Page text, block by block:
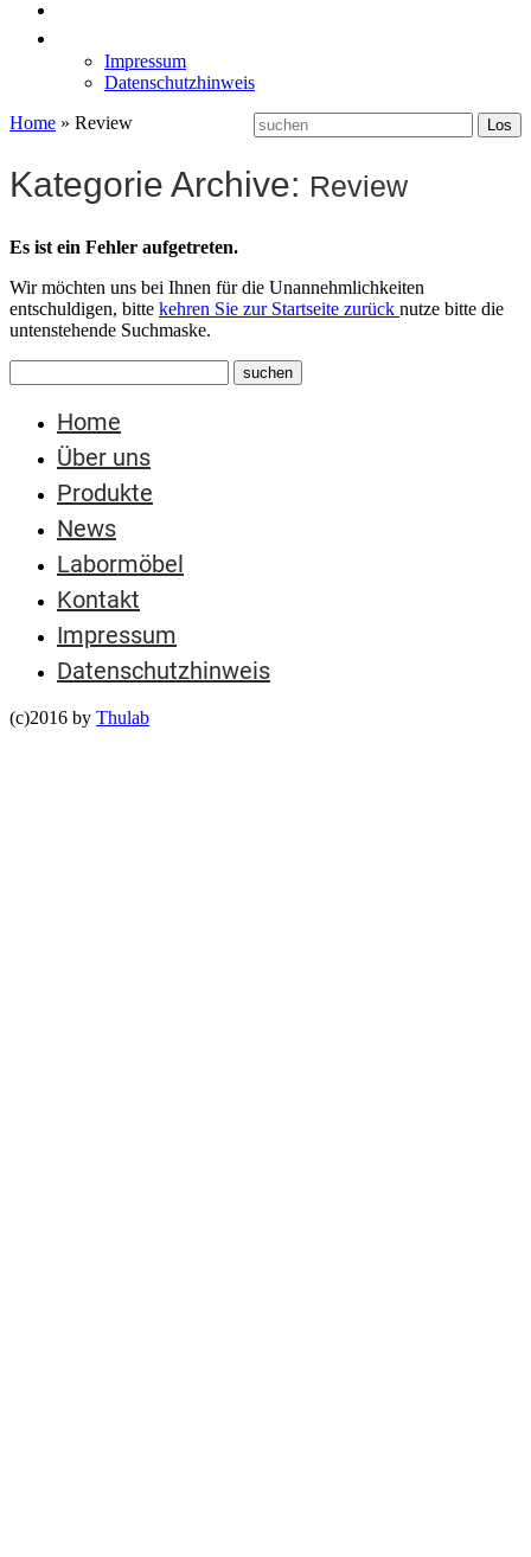
Impressum
Datenschutzhinweis
Home » Review
Kategorie Archive: Review
Es ist ein Fehler aufgetreten.
Wir möchten uns bei Ihnen für die Unannehmlichkeiten
entschuldigen, bitte kehren Sie zur Startseite zurück nutze bitte die
untenstehende Suchmaske.
Home
Über uns
Produkte
News
Labormöbel
Kontakt
Impressum
Datenschutzhinweis
(c)2016 by Thulab